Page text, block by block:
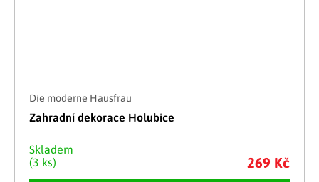
Die moderne Hausfrau
Zahradní dekorace Holubice
Skladem
(3 ks)
269 Kč